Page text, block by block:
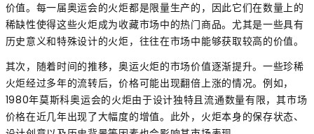
价值。每一届奥运会的火炬都是限量生产的，因此它们在数量上的
稀缺性使得这些火炬成为收藏市场中的热门商品。尤其是一些具有
历史意义和特殊设计的火炬，往往在市场中能够获取较高的价值。
其次，随着时间的推移，奥运火炬的市场价值逐渐提升。一些珍稀
火炬经过多年的流转后，价格可能出现翻倍上涨的情况。例如，
1980年莫斯科奥运会的火炬由于设计独特且流通数量有限，其市场
价格在近几年出现了大幅度的增值。此外，火炬本身的保存状态、